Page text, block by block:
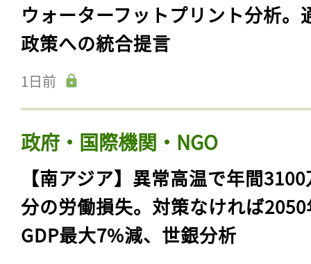
ウォーターフットプリント分析。
政策への統合提言
1日前
政府・国際機関・NGO
【南アジア】異常高温で年間
分の労働損失。対策なければ
GDP最大7%減、世銀分析